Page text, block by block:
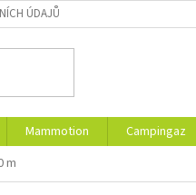
ÚDAJŮ
Mammotion Campingaz
m